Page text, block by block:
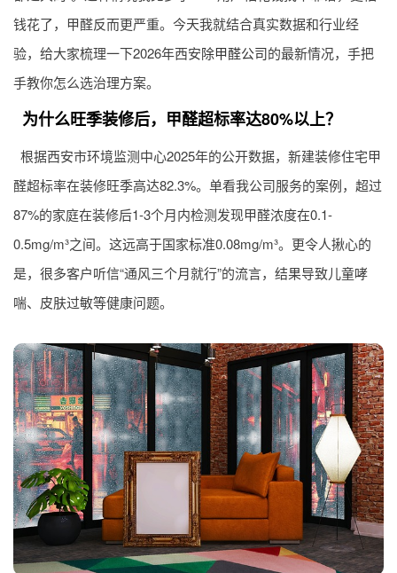
钱花了，甲醛反而更严重。今天我就结合真实数据和行业经
验，给大家梳理一下2026年西安除甲醛公司的最新情况，手把
手教你怎么选治理方案。
为什么旺季装修后，甲醛超标率达80%以上？
根据西安市环境监测中心2025年的公开数据，新建装修住宅甲
醛超标率在装修旺季高达82.3%。单看我公司服务的案例，超过
87%的家庭在装修后1-3个月内检测发现甲醛浓度在0.1-
0.5mg/m³之间。这远高于国家标准0.08mg/m³。更令人揪心的
是，很多客户听信“通风三个月就行”的流言，结果导致儿童哮
喘、皮肤过敏等健康问题。